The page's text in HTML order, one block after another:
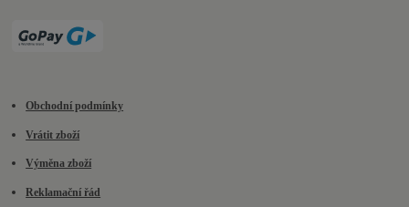
Obchodní podmínky
Vrátit zboží
Výměna zboží
Reklamační řád